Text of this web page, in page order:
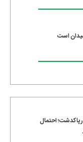
است
پاکدشت؛ احتمال